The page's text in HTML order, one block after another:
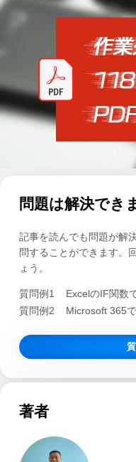
問題は解決でき
記事を読んでも問題が解
問することができます。
ょう。
質問例1
ExcelのIF関数
質問例2
Microsoft 365
著者